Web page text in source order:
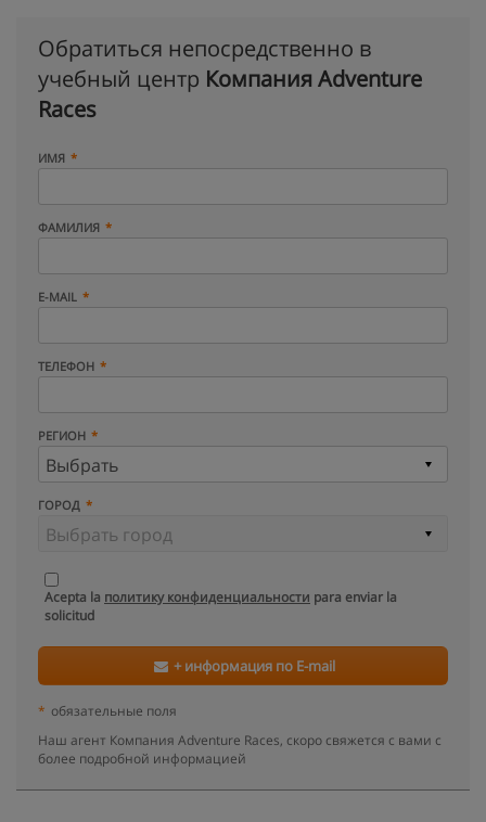
Обратиться непосредственно в
учебный центр Компания Adventure
Races
ИМЯ
ФАМИЛИЯ
E-MAIL
ТЕЛЕФОН
РЕГИОН
ГОРОД
Acepta la политику конфиденциальности para enviar la
solicitud
+ информация по E-mail
* обязательные поля
Наш агент Компания Adventure Races, скоро свяжется с вами с
более подробной информацией